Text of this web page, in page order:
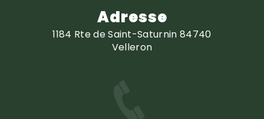
Adresse
1184 Rte de Saint-Saturnin 84740
Velleron